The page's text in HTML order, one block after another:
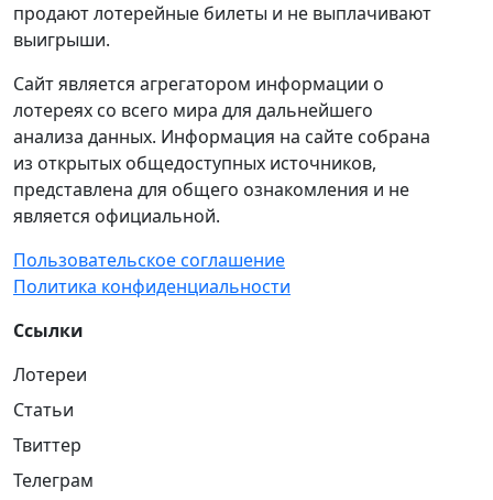
продают лотерейные билеты и не выплачивают
выигрыши.
Сайт является агрегатором информации о
лотереях со всего мира для дальнейшего
анализа данных. Информация на сайте собрана
из открытых общедоступных источников,
представлена для общего ознакомления и не
является официальной.
Пользовательское соглашение
Политика конфиденциальности
Ссылки
Лотереи
Статьи
Твиттер
Телеграм